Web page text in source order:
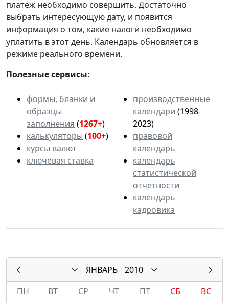
платеж необходимо совершить. Достаточно
выбрать интересующую дату, и появится
информация о том, какие налоги необходимо
уплатить в этот день. Календарь обновляется в
режиме реального времени.
Полезные сервисы:
формы, бланки и
образцы
заполнения (1267+)
калькуляторы (100+)
курсы валют
ключевая ставка
производственные
календари (1998-
2023)
правовой
календарь
календарь
статистической
отчетности
календарь
кадровика
ЯНВАРЬ
2010
ПН
ВТ СР ЧТ ПТ СБ
ВС